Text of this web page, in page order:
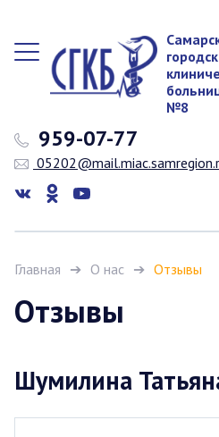
№8
959-07-77
Главная О нас Отзывы
Отзывы
Шумилина